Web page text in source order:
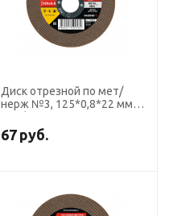
Диск отрезной по мет/
нерж №3, 125*0,8*22 мм
тип 41
67 руб.